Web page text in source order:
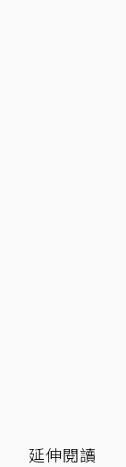
延伸閱讀